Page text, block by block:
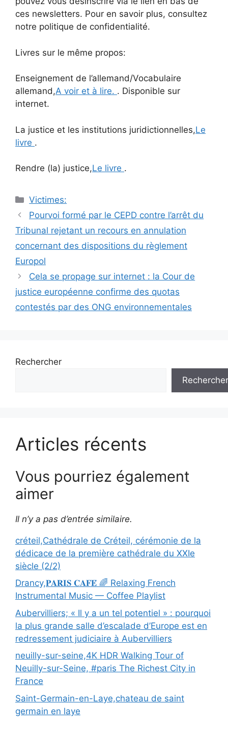
ces newsletters. Pour en savoir plus, consultez
notre politique de confidentialité.
Livres sur le même propos:
Enseignement de l’allemand/Vocabulaire
allemand,A voir et à lire. . Disponible sur
internet.
La justice et les institutions juridictionnelles,Le
livre .
Rendre (la) justice,Le livre .
Catégories
Victimes:
Navigation
des
Pourvoi formé par le CEPD contre l’arrêt du
Tribunal rejetant un recours en annulation
concernant des dispositions du règlement
Europol
Cela se propage sur internet : la Cour de
justice européenne confirme des quotas
contestés par des ONG environnementales
Rechercher
Rechercher
Articles récents
Vous pourriez également
aimer
Il n’y a pas d’entrée similaire.
créteil,Cathédrale de Créteil, cérémonie de la
dédicace de la première cathédrale du XXIe
siècle (2/2)
Drancy,𝐏𝐀𝐑𝐈𝐒 𝐂𝐀𝐅𝐄́ 🌈 Relaxing French
Instrumental Music — Coffee Playlist
Aubervilliers; « Il y a un tel potentiel » : pourquoi
la plus grande salle d’escalade d’Europe est en
redressement judiciaire à Aubervilliers
neuilly-sur-seine,4K HDR Walking Tour of
Neuilly-sur-Seine, #paris The Richest City in
France
Saint-Germain-en-Laye,chateau de saint
germain en laye